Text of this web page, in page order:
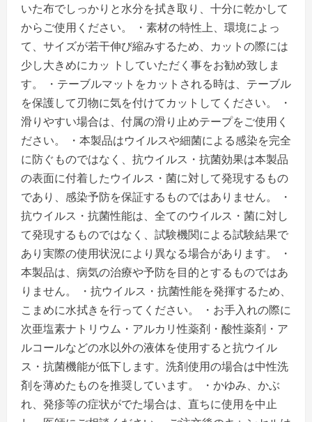
いた布でしっかりと水分を拭き取り、十分に乾かして
からご使用ください。 ・素材の特性上、環境によっ
て、サイズが若干伸び縮みするため、カットの際には
少し大きめにカッ トしていただく事をお勧め致しま
す。 ・テーブルマットをカットされる時は、テーブル
を保護して刃物に気を付けてカットしてください。 ・
滑りやすい場合は、付属の滑り止めテープをご使用く
ださい。 ・本製品はウイルスや細菌による感染を完全
に防ぐものではなく、抗ウイルス・抗菌効果は本製品
の表面に付着したウイルス・菌に対して発現するもの
であり、感染予防を保証するものではありません。 ・
抗ウイルス・抗菌性能は、全てのウイルス・菌に対し
て発現するものではなく、試験機関による試験結果で
あり実際の使用状況により異なる場合があります。 ・
本製品は、病気の治療や予防を目的とするものではあ
りません。 ・抗ウイルス・抗菌性能を発揮するため、
こまめに水拭きを行ってください。 ・お手入れの際に
次亜塩素ナトリウム・アルカリ性薬剤・酸性薬剤・ア
ルコールなどの水以外の液体を使用すると抗ウイル
ス・抗菌機能が低下します。洗剤使用の場合は中性洗
剤を薄めたものを推奨しています。 ・かゆみ、かぶ
れ、発疹等の症状がでた場合は、直ちに使用を中止